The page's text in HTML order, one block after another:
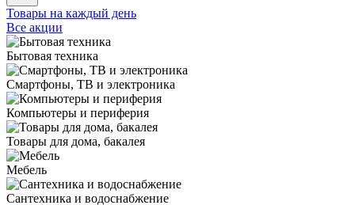
Товары на каждый день
Все акции
Бытовая техника
Смартфоны, ТВ и электроника
Компьютеры и периферия
Товары для дома, бакалея
Мебель
Сантехника и водоснабжение